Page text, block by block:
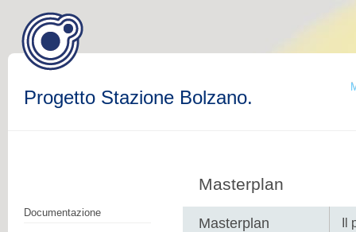
Progetto Stazione Bolzano.
Documentazione
Masterplan
Masterplan